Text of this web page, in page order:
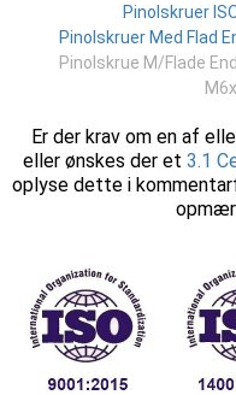
Pinolskruer
Pinolskruer Med Flad
Pinolskrue M/Flade
Er der krav om en af
eller ønskes der et 3.1
oplyse dette i